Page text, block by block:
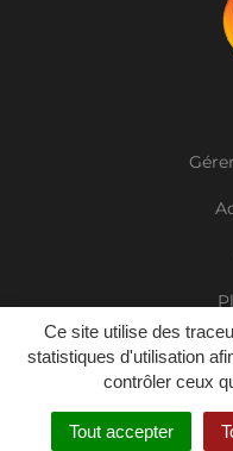
Ce site utilise des
statistiques d'utilisation
contrôler ceux
Tout accepter